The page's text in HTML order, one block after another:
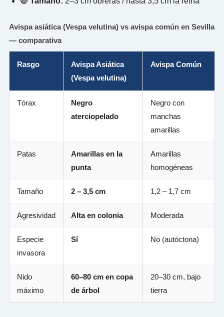
Avispa asiática (Vespa velutina) vs avispa común en Sevilla
— comparativa
Rasgo
Avispa Asiática
(Vespa velutina)
Avispa Común
Tórax
Negro
aterciopelado
Negro con
manchas
amarillas
Patas
Amarillas en la
punta
Amarillas
homogéneas
Tamaño 2 – 3,5 cm 1,2 – 1,7 cm
Agresividad Alta en colonia Moderada
Especie
invasora
Sí No (autóctona)
Nido
máximo
60–80 cm en copa
de árbol
20–30 cm, bajo
tierra